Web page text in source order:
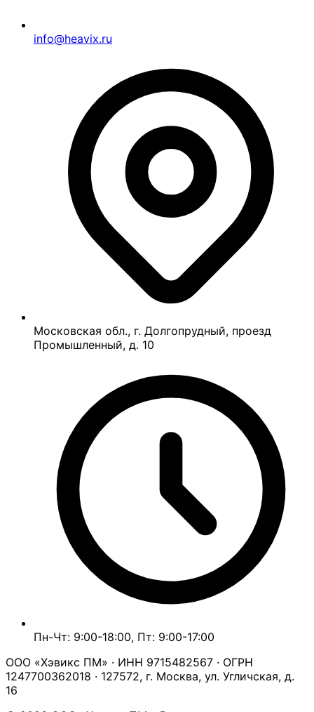
info@heavix.ru
Московская обл., г. Долгопрудный, проезд
Промышленный, д. 10
Пн-Чт: 9:00-18:00, Пт: 9:00-17:00
ООО «Хэвикс ПМ» · ИНН 9715482567 · ОГРН
1247700362018 · 127572, г. Москва, ул. Угличская, д.
16